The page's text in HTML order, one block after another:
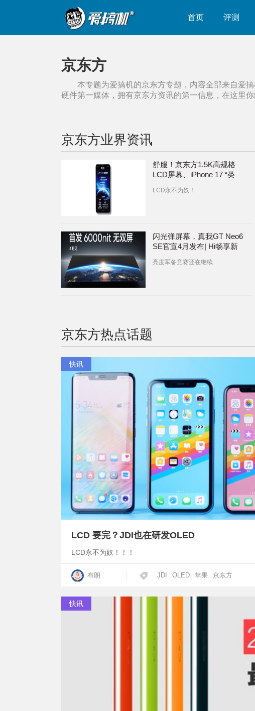
首页 评测
京东方
本专题为爱搞机的京东方专题，内容全部来自爱
硬件第一媒体，拥有京东方资讯的第一信息，在这里你
京东方业界资讯
舒服！京东方1.5K高规格
LCD屏幕、iPhone 17 “类
Air推迟发售
LCD永不为奴！
闪光弹屏幕，真我GT Neo6
SE官宣4月发布| Hi畅享新
元？|1888元起，大疆mini 3
亮度军备竞赛还在继续
京东方热点话题
快讯
LCD 要完？JDI也在研发OLED
LCD永不为奴！！！
布朗 JDI OLED 苹果 京东方
快讯